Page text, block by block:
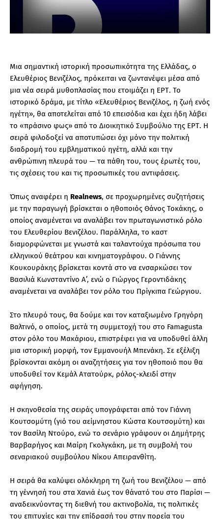
Μια σημαντική ιστορική προσωπικότητα της Ελλάδας, ο
Ελευθέριος Βενιζέλος, πρόκειται να ζωντανέψει μέσα από
μια νέα σειρά μυθοπλασίας που ετοιμάζει η ΕΡΤ. Το
ιστορικό δράμα, με τίτλο «Ελευθέριος Βενιζέλος, η ζωή ενός
ηγέτη», θα αποτελείται από 10 επεισόδια και έχει ήδη λάβει
το «πράσινο φως» από το Διοικητικό Συμβούλιο της ΕΡΤ. Η
σειρά φιλοδοξεί να αποτυπώσει όχι μόνο την πολιτική
διαδρομή του εμβληματικού ηγέτη, αλλά και την
ανθρώπινη πλευρά του — τα πάθη του, τους έρωτές του,
τις σχέσεις του και τις προσωπικές του αντιφάσεις.
Όπως αναφέρει η Realnews, σε προχωρημένες συζητήσεις
με την παραγωγή βρίσκεται ο ηθοποιός Θάνος Τοκάκης, ο
οποίος αναμένεται να αναλάβει τον πρωταγωνιστικό ρόλο
του Ελευθερίου Βενιζέλου. Παράλληλα, το καστ
διαμορφώνεται με γνωστά και ταλαντούχα πρόσωπα του
ελληνικού θεάτρου και κινηματογράφου. Ο Γιάννης
Κουκουράκης βρίσκεται κοντά στο να ενσαρκώσει τον
Βασιλιά Κωνσταντίνο Α’, ενώ ο Γιώργος Γεροντιδάκης
αναμένεται να αναλάβει τον ρόλο του Πρίγκιπα Γεώργιου.
Στο πλευρό τους, θα δούμε και τον καταξιωμένο Γρηγόρη
Βαλτινό, ο οποίος, μετά τη συμμετοχή του στο Famagusta
στον ρόλο του Μακάριου, επιστρέφει για να υποδυθεί άλλη
μια ιστορική μορφή, τον Εμμανουήλ Μπενάκη. Σε εξέλιξη
βρίσκονται ακόμη οι αναζητήσεις για τον ηθοποιό που θα
υποδυθεί τον Κεμάλ Ατατούρκ, ρόλος-κλειδί στην
αφήγηση.
Η σκηνοθεσία της σειράς υπογράφεται από τον Γιάννη
Κουτσομύτη (γιό του αείμνηστου Κώστα Κουτσομύτη) και
τον Βασίλη Ντούρο, ενώ το σενάριο γράφουν οι Δημήτρης
Βαρβαρήγος και Μαίρη Γκολγκάκη, με τη συμβολή του
σεναριακού συμβούλου Νίκου Απειρανθίτη.
Η σειρά θα καλύψει ολόκληρη τη ζωή του Βενιζέλου — από
τη γέννησή του στα Χανιά έως τον θάνατό του στο Παρίσι —
αναδεικνύοντας τη διεθνή του ακτινοβολία, τις πολιτικές
του επιτυχίες και την επίδρασή του στην πορεία του